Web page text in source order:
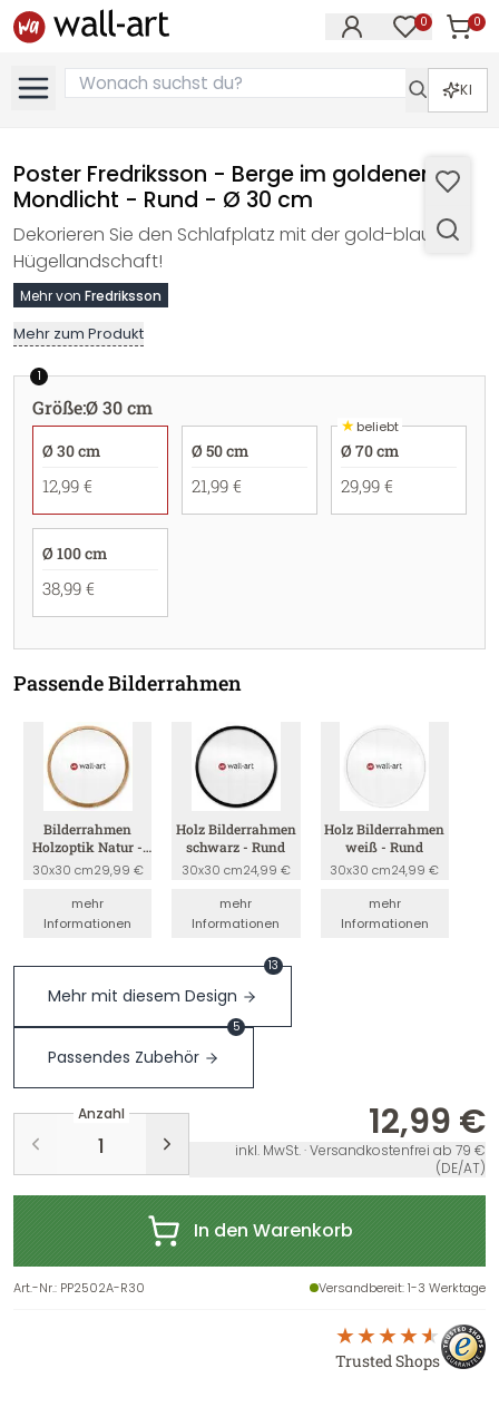
0 0
KI
Poster Fredriksson - Berge im goldenen
Mondlicht - Rund - Ø 30 cm
Dekorieren Sie den Schlafplatz mit der gold-blauen
Hügellandschaft!
Mehr von Fredriksson
Mehr zum Produkt
1
Größe:Ø 30 cm
Ø 30 cm
12,99 €
Ø 50 cm
21,99 €
★beliebt
Ø 70 cm
29,99 €
Ø 100 cm
38,99 €
Passende Bilderrahmen
Bilderrahmen
Holzoptik Natur -
Rund
30x30 cm29,99 €
mehr
Informationen
Holz Bilderrahmen
schwarz - Rund
30x30 cm24,99 €
mehr
Informationen
Holz Bilderrahmen
weiß - Rund
30x30 cm24,99 €
mehr
Informationen
Mehr mit diesem Design
13
Passendes Zubehör
5
Anzahl 12,99 €
inkl. MwSt. · Versandkostenfrei ab 79 €
(DE/AT)
In den Warenkorb
Art.-Nr.: PP2502A-R30 Versandbereit: 1-3 Werktage
Trusted Shops